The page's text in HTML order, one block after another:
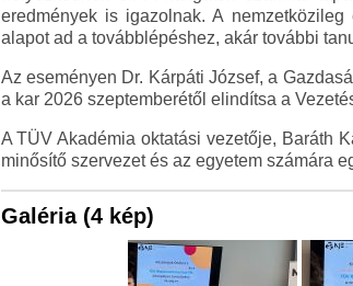
eredmények is igazolnak. A
alapot ad a továbblépéshez, akár további
Az eseményen Dr. Kárpáti József, a
a kar 2026 szeptemberétől elindítsa a
A TÜV Akadémia oktatási vezetője, Baráth
minősítő szervezet és az egyetem számára
Galéria (4 kép)